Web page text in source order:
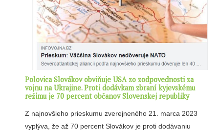
Polovica Slovákov obviňuje USA zo zodpovednosti za
vojnu na Ukrajine. Proti dodávkam zbraní kyjevskému
režimu je 70 percent občanov Slovenskej republiky
Z najnovšieho prieskumu zverejneného 21. marca 2023
vyplýva, že až 70 percent Slovákov je proti dodávaniu